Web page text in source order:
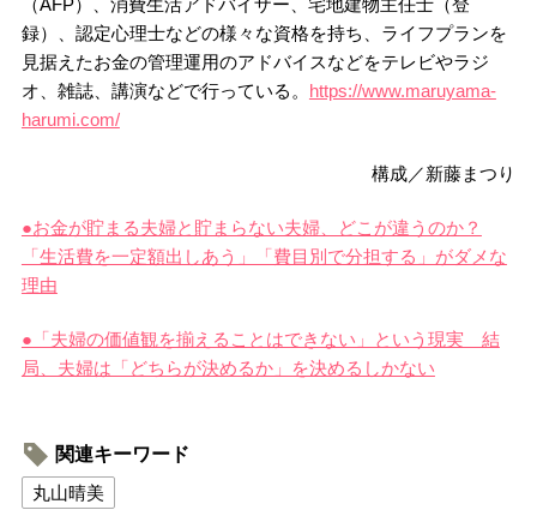
（AFP）、消費生活アドバイザー、宅地建物主任士（登
録）、認定心理士などの様々な資格を持ち、ライフプランを
見据えたお金の管理運用のアドバイスなどをテレビやラジ
オ、雑誌、講演などで行っている。 https://www.maruyama-
harumi.com/
構成／新藤まつり
●お金が貯まる夫婦と貯まらない夫婦、どこが違うのか？
「生活費を一定額出しあう」「費目別で分担する」がダメな
理由
●「夫婦の価値観を揃えることはできない」という現実 結
局、夫婦は「どちらが決めるか」を決めるしかない
関連キーワード
丸山晴美